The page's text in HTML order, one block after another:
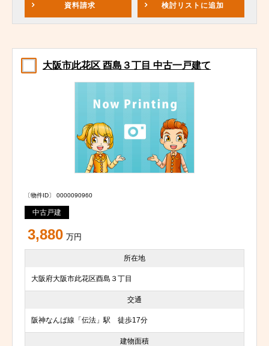
資料請求 検討リスト に追加
大阪市此花区 酉島３丁目 中古一戸建て
〔物件ID〕 0000090960
中古戸建
3,880 万円
所在地
大阪府大阪市此花区酉島３丁目
交通
阪神なんば線「伝法」駅 徒歩17分
建物面積